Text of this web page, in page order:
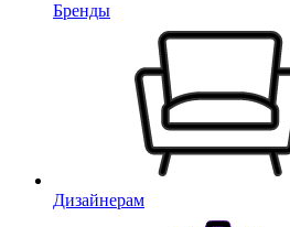
Бренды
Дизайнерам